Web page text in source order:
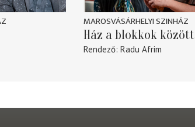
MAROSVÁSÁRHELYI SZINHÁZ
Ház a blokkok között
Rendező Radu Afrim